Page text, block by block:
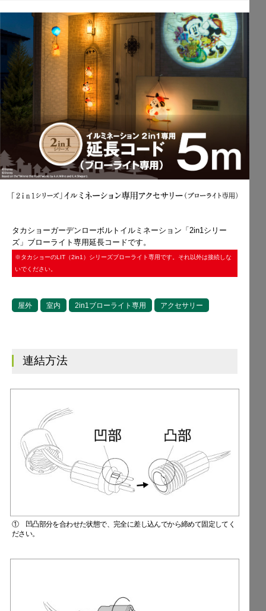
タカショーガーデンローボルトイルミネーション「2in1シリー
ズ」ブローライト専用延長コードです。
※タカショーのLIT（2in1）シリーズブローライト専用です。それ以外は接続しな
いでください。
屋外 室内 2in1ブローライト専用 アクセサリー
連結方法
① 凹凸部分を合わせた状態で、完全に差し込んでから締めて固定してく
ださい。